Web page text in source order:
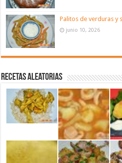
Palitos de verduras y
junio 10, 2026
Recetas aleatorias